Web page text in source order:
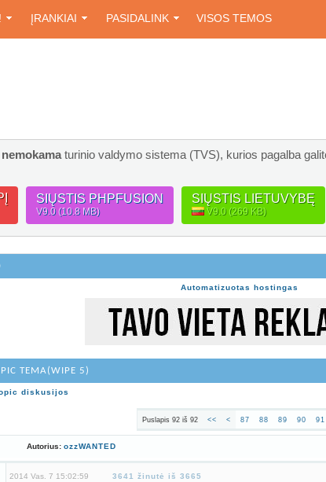
ĮRANKIAI PASIDALINK VISOS TEMOS
nemokama turinio valdymo sistema (TVS), kurios pagalba
SIŲSTIS PHPFUSION
V9.0 (10.8 MB)
SIŲSTIS LIETUVYBĘ
V9.0 (269 KB)
Automatizuotas hostingas
TEMA(WIPE 5)
diskusijos
Puslapis 92 iš 92 << < 87 88 89 90 91
Autorius: ozzWANTED
2014 Vas. 7 15:02:59 3641 žinutė iš 3665